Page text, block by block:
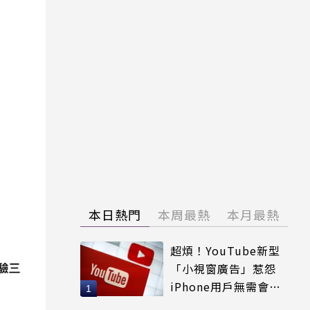
本日熱門 本周最熱 本月最熱
超煩！YouTube新型
「小視窗廣告」惹怨
iPhone用戶無需會員